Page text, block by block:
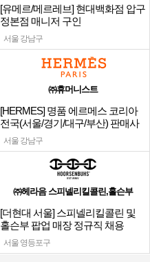
[유메르/메르레브] 현대백화점 압구
정본점 매니저 구인
서울 강남구
㈜휴머니스트
[HERMES] 명품 에르메스 코리아
전국(서울/경기/대구/부산) 판매사
원
서울 강남구
㈜헤라음 스피넬리킬콜린,홀슨부
[더현대 서울] 스피넬리킬콜린 및
홀슨부 팝업 매장 정규직 채용
서울 영등포구